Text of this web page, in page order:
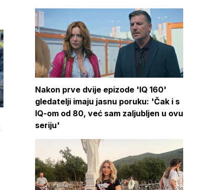
Nakon prve dvije epizode 'IQ 160'
gledatelji imaju jasnu poruku: 'Čak i s
IQ-om od 80, već sam zaljubljen u ovu
seriju'